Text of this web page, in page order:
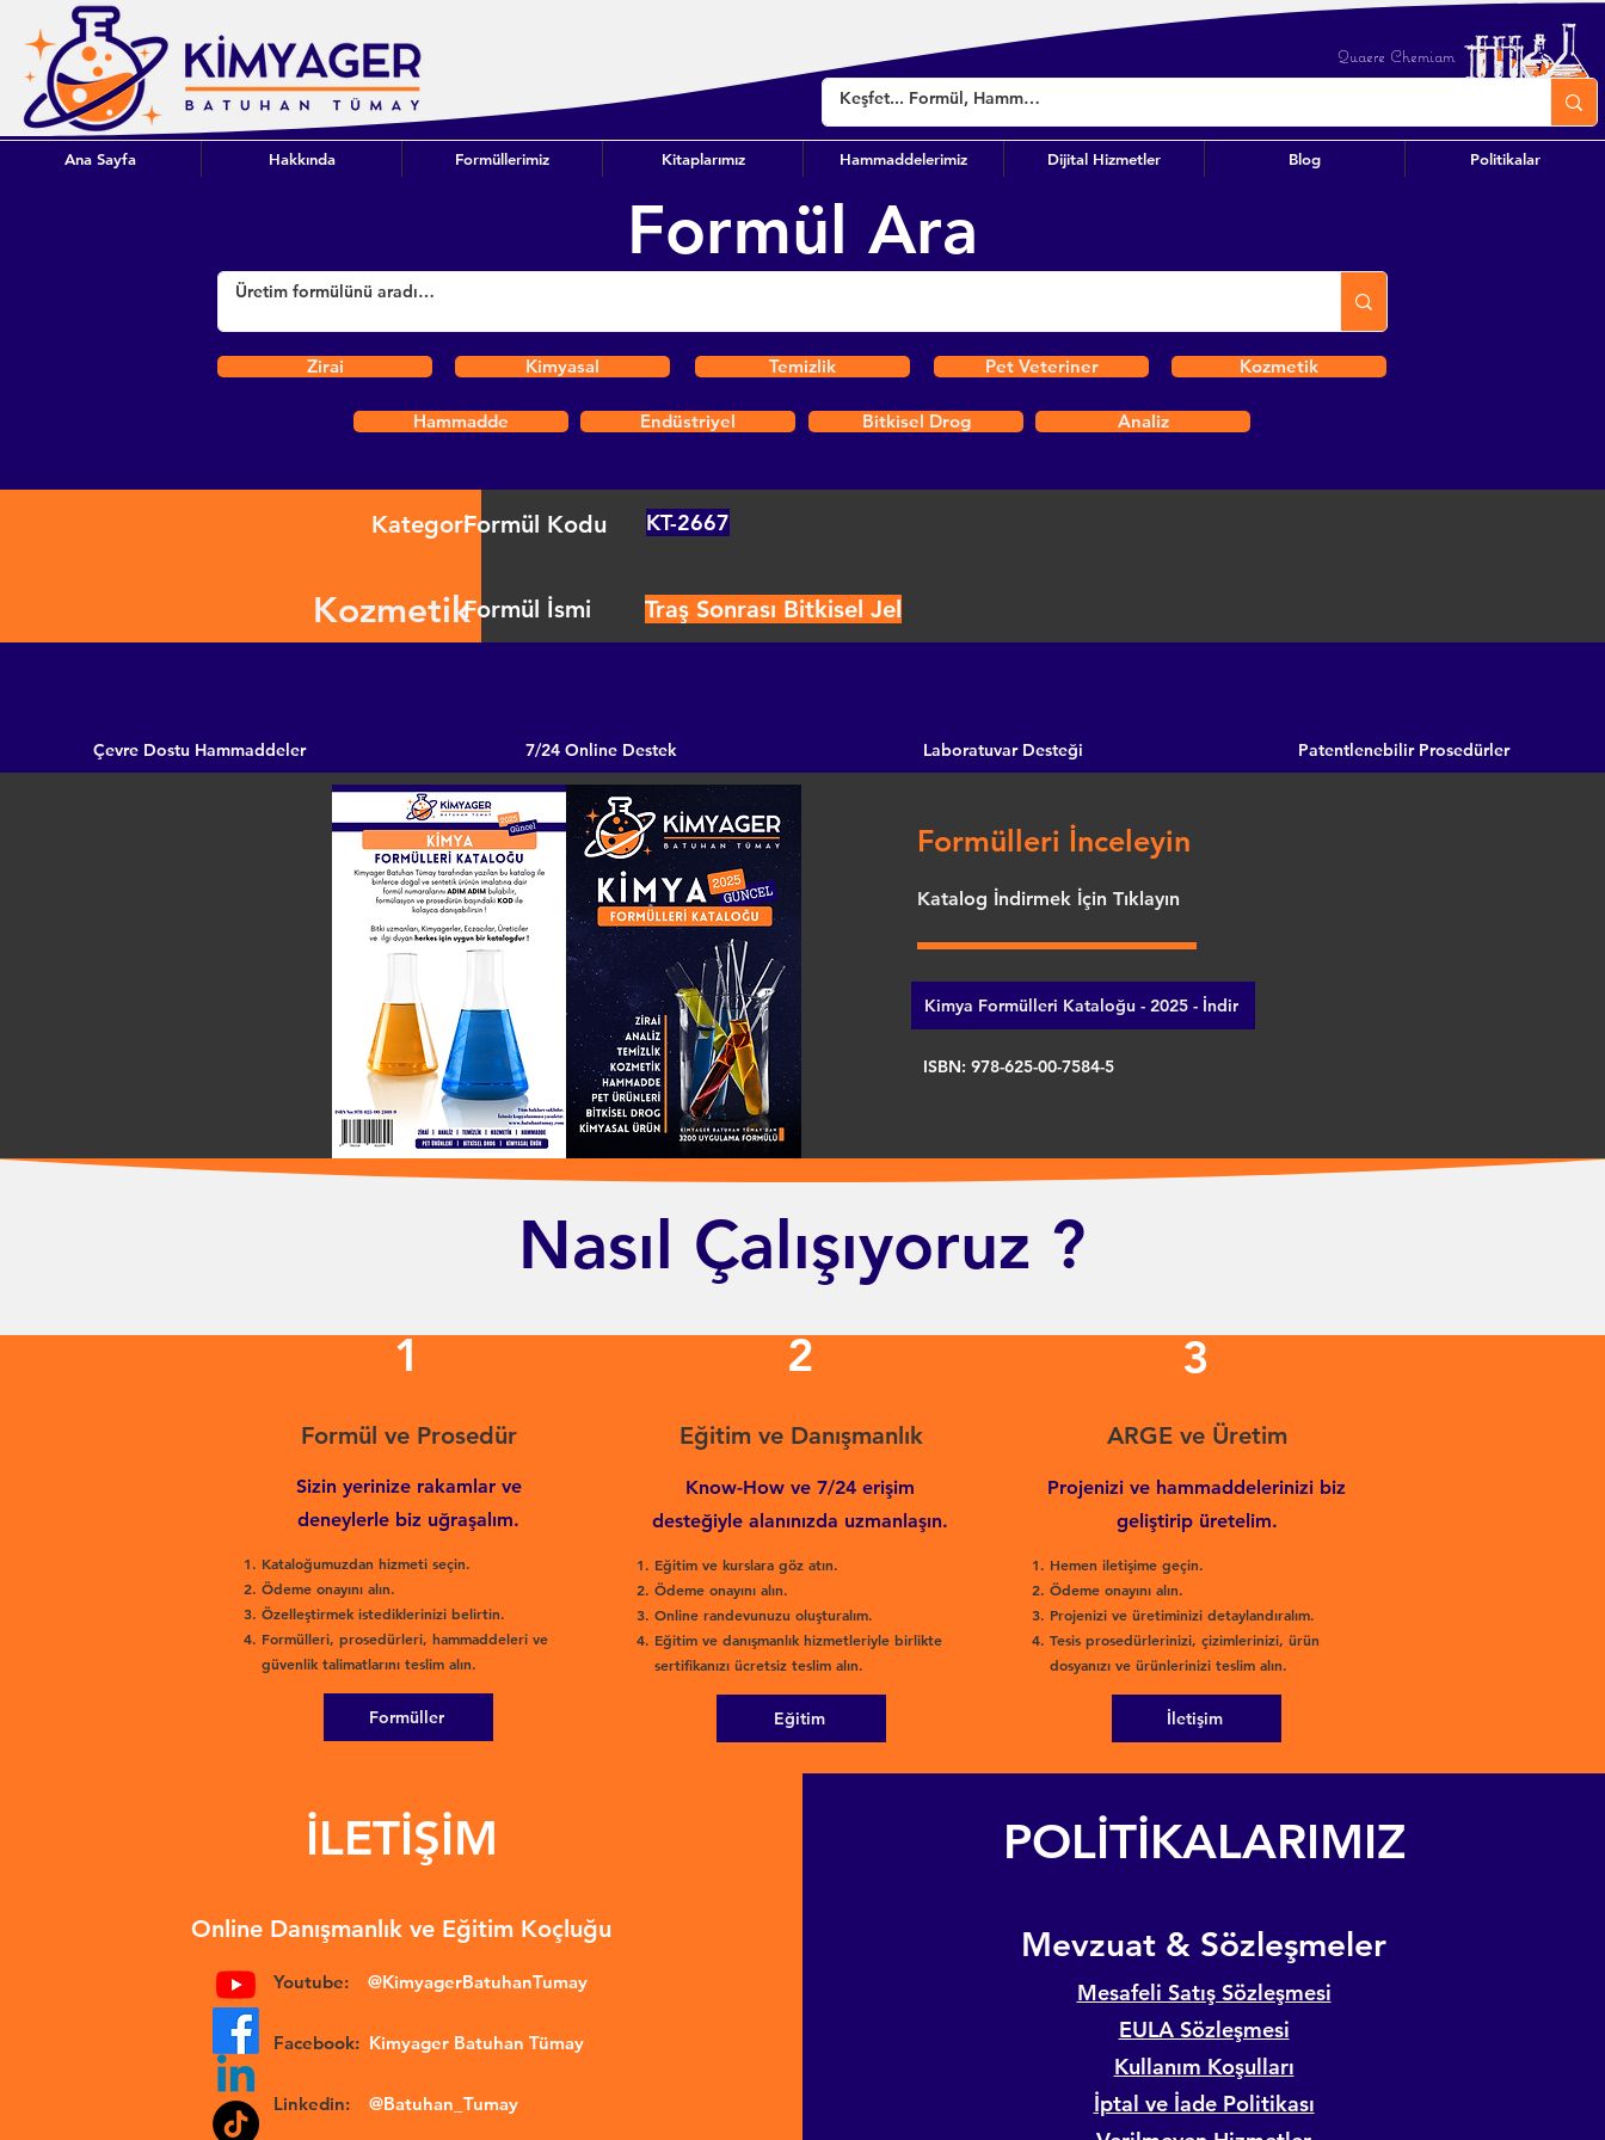
Quaere Chemiam
Ana Sayfa Hakkında Formüllerimiz Kitaplarımız Hammaddelerimiz Dijital Hizmetler Blog Politikalar
Formül Ara
Zirai Kimyasal Temizlik Pet Veteriner Kozmetik
Hammadde Endüstriyel Bitkisel Drog Analiz
Kategori
Kozmetik
Formül Kodu KT-2667
Formül İsmi Traş Sonrası Bitkisel Jel
Çevre Dostu Hammaddeler 7/24 Online Destek Laboratuvar Desteği Patentlenebilir Prosedürler
Formülleri İnceleyin
Katalog İndirmek İçin Tıklayın
Kimya Formülleri Kataloğu - 2025 - İndir
ISBN: 978-625-00-7584-5
Nasıl Çalışıyoruz ?
1
Formül ve Prosedür
Sizin yerinize rakamlar ve
deneylerle biz uğraşalım.
Kataloğumuzdan hizmeti seçin.
Ödeme onayını alın.
Özelleştirmek istediklerinizi belirtin.
Formülleri, prosedürleri, hammaddeleri ve
güvenlik talimatlarını teslim alın.
Formüller
2
Eğitim ve Danışmanlık
Know-How ve 7/24 erişim
desteğiyle alanınızda uzmanlaşın.
Eğitim ve kurslara göz atın.
Ödeme onayını alın.
Online randevunuzu oluşturalım.
Eğitim ve danışmanlık hizmetleriyle birlikte
sertifikanızı ücretsiz teslim alın.
Eğitim
3
ARGE ve Üretim
Hemen iletişime geçin.
Ödeme onayını alın.
Projenizi ve üretiminizi detaylandıralım.
Tesis prosedürlerinizi, çizimlerinizi, ürün
dosyanızı ve ürünlerinizi teslim alın.
Projenizi ve hammaddelerinizi biz
geliştirip üretelim.
İletişim
İLETİŞİM
Online Danışmanlık ve Eğitim Koçluğu
Youtube: @KimyagerBatuhanTumay
Facebook: Kimyager Batuhan Tümay
Linkedin: @Batuhan_Tumay
POLİTİKALARIMIZ
​Mevzuat & Sözleşmeler
Mesafeli Satış Sözleşmesi
EULA Sözleşmesi
Kullanım Koşulları
İptal ve İade Politikası